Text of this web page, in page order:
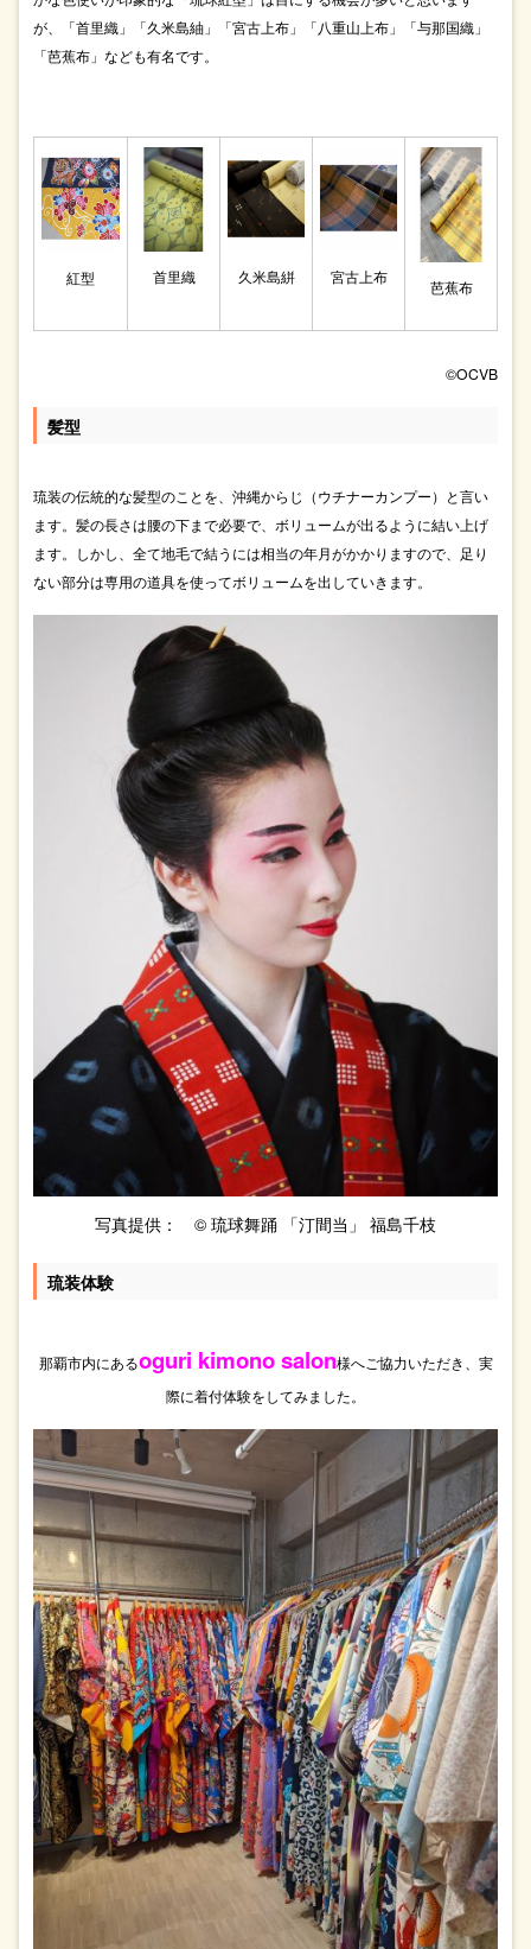
が、「首里織」「久米島紬」「宮古上布」「八重山上布」「与那国織」
「芭蕉布」なども有名です。
紅型 首里織 久米島絣 宮古上布
芭蕉布
©OCVB
髪型
琉装の伝統的な髪型のことを、沖縄からじ（ウチナーカンプー）と言い
ます。髪の長さは腰の下まで必要で、ボリュームが出るように結い上げ
ます。しかし、全て地毛で結うには相当の年月がかかりますので、足り
ない部分は専用の道具を使ってボリュームを出していきます。
写真提供： © 琉球舞踊 「汀間当」 福島千枝
琉装体験
那覇市内にあるoguri kimono salon様へご協力いただき、実
際に着付体験をしてみました。